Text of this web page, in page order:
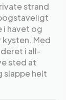
strand
i havet og
Med
i all-
sted at
slappe helt